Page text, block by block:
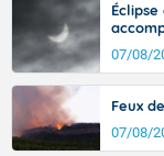
07/08/
Feux
07/08/